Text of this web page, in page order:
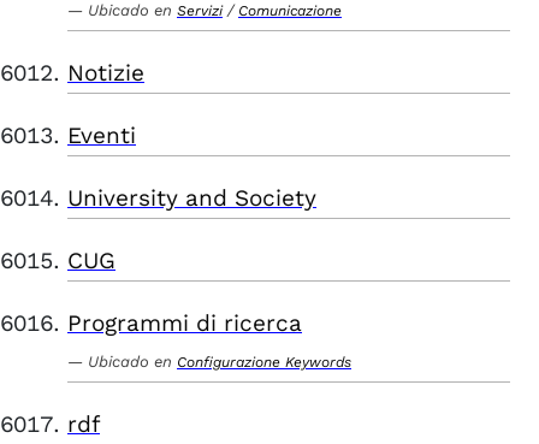
Ubicado en Servizi / Comunicazione
Notizie
Eventi
University and Society
CUG
Programmi di ricerca
Ubicado en Configurazione Keywords
rdf